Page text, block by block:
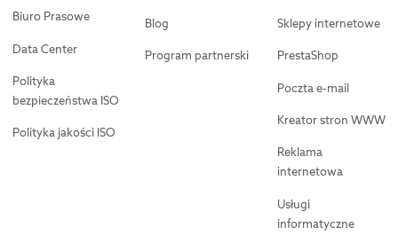
Biuro Prasowe
Data Center
Polityka
bezpieczeństwa ISO
Polityka jakości ISO
Blog
Program partnerski
Sklepy internetowe
PrestaShop
Poczta e-mail
Kreator stron WWW
Reklama
internetowa
Usługi
informatyczne